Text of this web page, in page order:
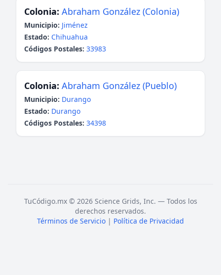
Colonia: Abraham González (Colonia)
Municipio: Jiménez
Estado: Chihuahua
Códigos Postales: 33983
Colonia: Abraham González (Pueblo)
Municipio: Durango
Estado: Durango
Códigos Postales: 34398
TuCódigo.mx © 2026 Science Grids, Inc. — Todos los
derechos reservados.
Términos de Servicio | Política de Privacidad